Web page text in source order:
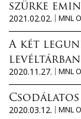
szürke
2021.02.02.
MNL
A két
2020.11.27.
MNL
2020.03.12.
MNL